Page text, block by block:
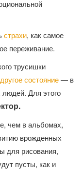
страхи, как самое
переживание.
трусишки
другое состояние— в
людей. Для этого
чем в альбомах,
врожденных
для рисования,
пусты, как и